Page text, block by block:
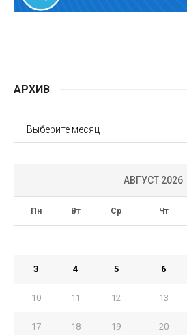
АРХИВ
АРХИВ
АВГУСТ 2026
Пн Вт Ср Чт
3 4 5 6
10 11 12 13
17 18 19 20